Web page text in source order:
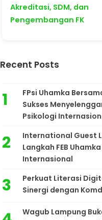
Akreditasi, SDM, dan
Pengembangan FK
Recent Posts
FPsi Uhamka
Sukses
Psikologi
International Guest
Langkah FEB
Internasional
Perkuat Literasi
Sinergi dengan
Wagub Lampung